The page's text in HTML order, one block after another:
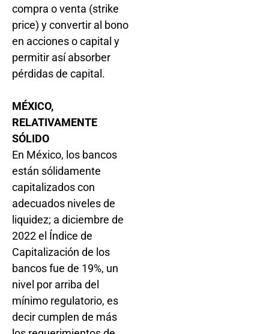
compra o venta (strike
price) y convertir al bono
en acciones o capital y
permitir así absorber
pérdidas de capital.
MÉXICO,
RELATIVAMENTE
SÓLIDO
En México, los bancos
están sólidamente
capitalizados con
adecuados niveles de
liquidez; a diciembre de
2022 el Índice de
Capitalización de los
bancos fue de 19%, un
nivel por arriba del
mínimo regulatorio, es
decir cumplen de más